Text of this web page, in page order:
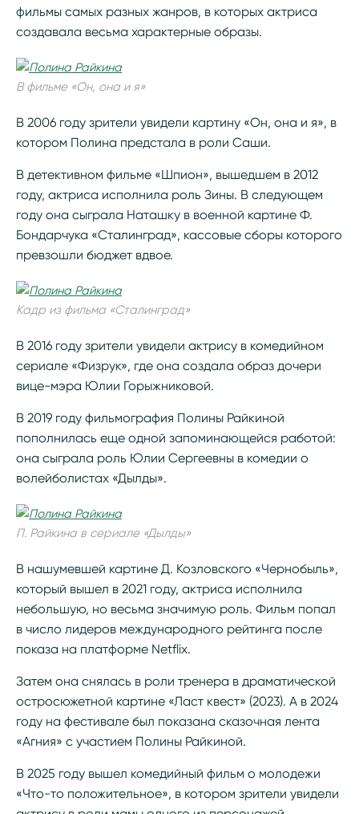
фильмы самых разных жанров, в которых актриса
создавала весьма характерные образы.
В фильме «Он, она и я»
В 2006 году зрители увидели картину «Он, она и я», в
котором Полина предстала в роли Саши.
В детективном фильме «Шпион», вышедшем в 2012
году, актриса исполнила роль Зины. В следующем
году она сыграла Наташку в военной картине Ф.
Бондарчука «Сталинград», кассовые сборы которого
превзошли бюджет вдвое.
Кадр из фильма «Сталинград»
В 2016 году зрители увидели актрису в комедийном
сериале «Физрук», где она создала образ дочери
вице-мэра Юлии Горыжниковой.
В 2019 году фильмография Полины Райкиной
пополнилась еще одной запоминающейся работой:
она сыграла роль Юлии Сергеевны в комедии о
волейболистах «Дылды».
П. Райкина в сериале «Дылды»
В нашумевшей картине Д. Козловского «Чернобыль»,
который вышел в 2021 году, актриса исполнила
небольшую, но весьма значимую роль. Фильм попал
в число лидеров международного рейтинга после
показа на платформе Netflix.
Затем она снялась в роли тренера в драматической
остросюжетной картине «Ласт квест» (2023). А в 2024
году на фестивале был показана сказочная лента
«Агния» с участием Полины Райкиной.
В 2025 году вышел комедийный фильм о молодежи
«Что-то положительное», в котором зрители увидели